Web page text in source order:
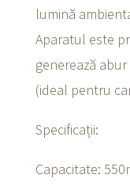
lumină
Aparatul este
generează
(ideal pentru
Specificații:
Capacitate: